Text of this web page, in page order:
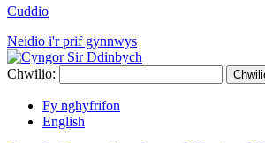
Cuddio
Neidio i'r prif gynnwys
Chwilio:
Fy nghyfrifon
English